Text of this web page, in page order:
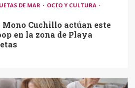
DE MAR
OCIO Y CULTURA
Cuchillo actúan este
en la zona de Playa